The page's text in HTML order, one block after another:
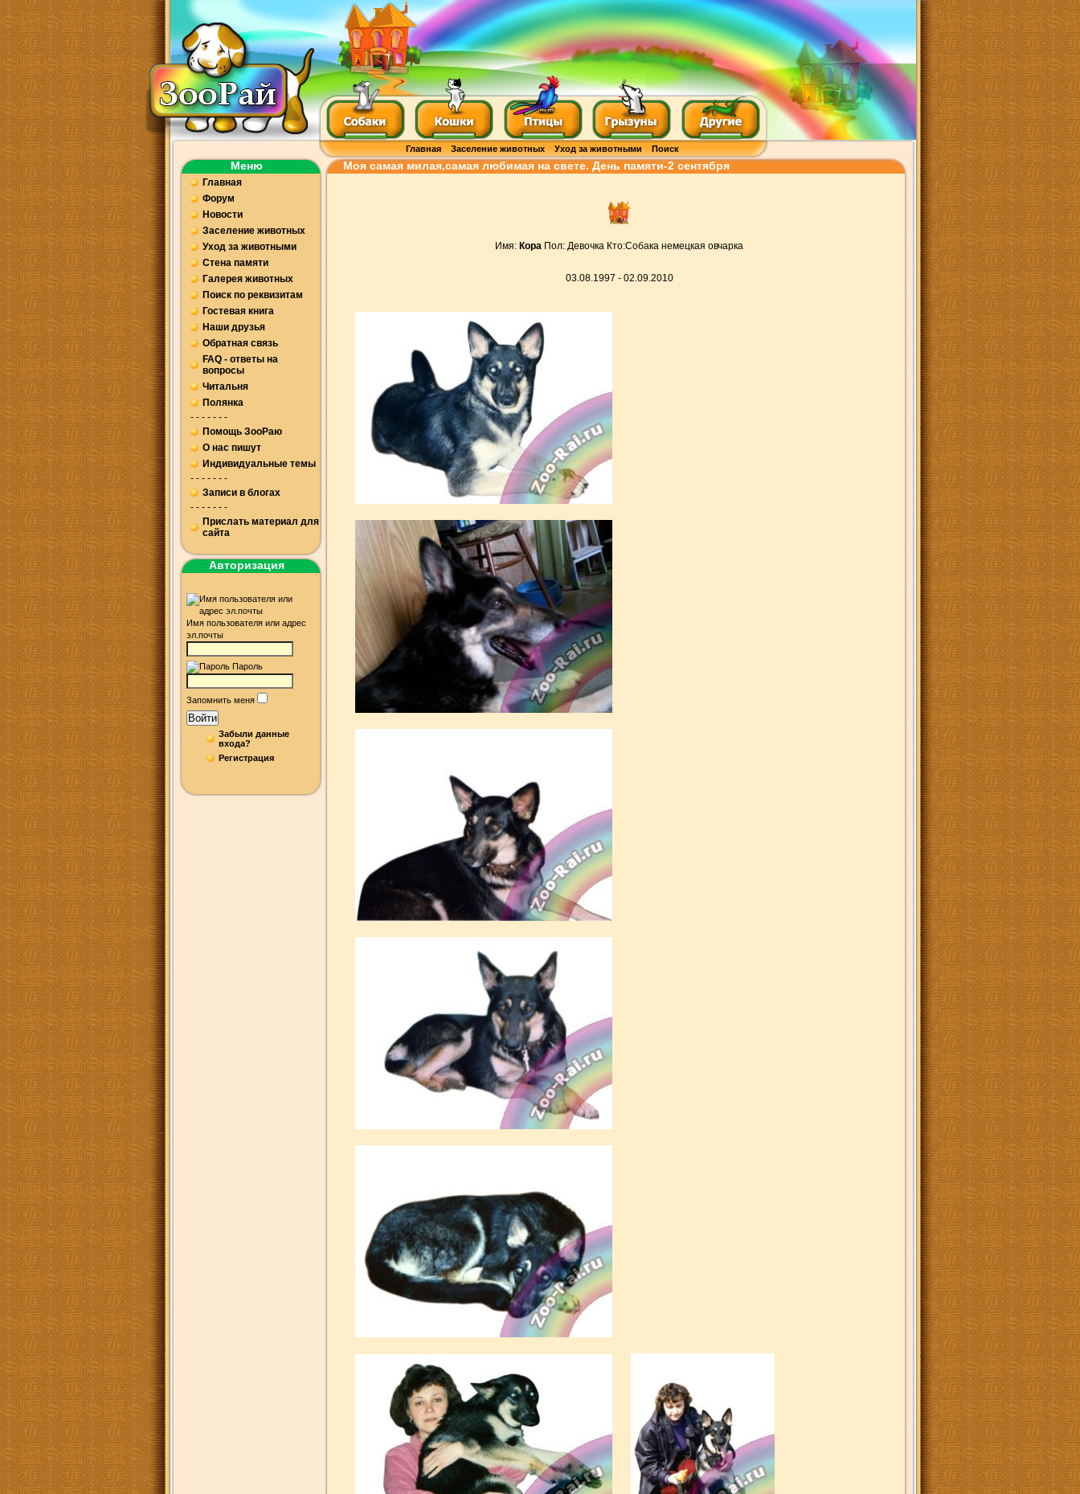
Главная Заселение животных Уход за животными Поиск
Меню
Главная
Форум
Новости
Заселение животных
Уход за животными
Стена памяти
Галерея животных
Поиск по реквизитам
Гостевая книга
Наши друзья
Обратная связь
FAQ - ответы на
вопросы
Читальня
Полянка
- - - - - - -
Помощь ЗооРаю
О нас пишут
Индивидуальные темы
- - - - - - -
Записи в блогах
- - - - - - -
Прислать материал для
сайта
Авторизация
Имя пользователя или адрес
эл.почты
Пароль
Запомнить меня
Войти
Забыли данные
входа?
Регистрация
Моя самая милая,самая любимая на свете. День памяти-2 сентября
Имя: Кора Пол: Девочка Кто:Собака немецкая овчарка
03.08.1997 - 02.09.2010